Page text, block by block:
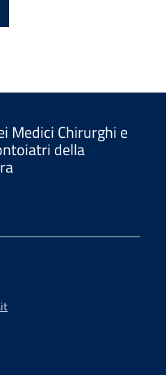
Medici Chirurghi e
della